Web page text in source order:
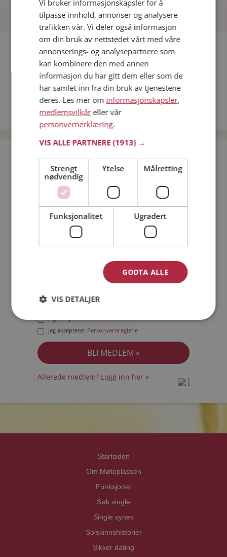
Fler single
Flere singlekvinner fra Kristiansand:Gunn, Merethe
Menn fra Kristiansand
Date kvinner i Norge
Date menn i Norge
Bli medlem gratis!
Jeg er en: Mann Kvinne
Min alder:
Jeg akseptererMedlemsvilkårene
Jeg aksepterer Personvernreglene
Allerede medlem? Logg inn her »
Startsiden
Om Møteplassen
Funksjoner
Søk single
Single synes
Solskinnshistorier
Sikker dating
Vi bruker informasjonskapsler for å
tilpasse innhold, annonser og analysere
trafikken vår. Vi deler også informasjon
om din bruk av nettstedet vårt med våre
annonserings- og analysepartnere som
kan kombinere den med annen
informasjon du har gitt dem eller som de
har samlet inn fra din bruk av tjenestene
deres. Les mer om informasjonskapsler,
medlemsvilkåreller vår
personvernerklæring.
VIS ALLE PARTNERE(1913) →
Strengt
nødvendig
Ytelse Målretting
Funksjonalitet Ugradert
GODTA ALLE
VIS DETALJER